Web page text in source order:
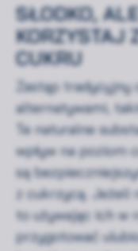
SŁODKO,
KORZYSTAJ
CUKRU
Zastąp
alternatywami,
Te naturalne
wpływ na poziom
są
z cukrzycą. Jeżeli
to używając ich w
przygotować